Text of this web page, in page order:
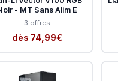
- MT Sans Alim E
3 offres
dès 74,99€